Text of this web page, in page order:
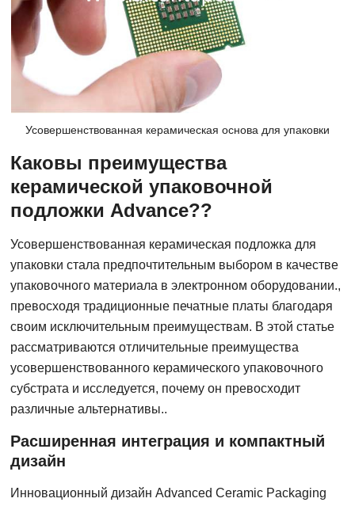
Усовершенствованная керамическая основа для упаковки
Каковы преимущества
керамической упаковочной
подложки Advance??
Усовершенствованная керамическая подложка для
упаковки стала предпочтительным выбором в качестве
упаковочного материала в электронном оборудовании.,
превосходя традиционные печатные платы благодаря
своим исключительным преимуществам. В этой статье
рассматриваются отличительные преимущества
усовершенствованного керамического упаковочного
субстрата и исследуется, почему он превосходит
различные альтернативы..
Расширенная интеграция и компактный
дизайн
Инновационный дизайн Advanced Ceramic Packaging